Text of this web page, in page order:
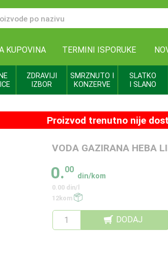
KUPOVINA TERMINI ISPORUKE
ZDRAVIJI
IZBOR
SMRZNUTO I
KONZERVE
SLATKO
I SLANO
Proizvod trenutno nije
VODA GAZIRANA HEBA
0.00
din/kom
0.00 din/l
12kom
DODAJ